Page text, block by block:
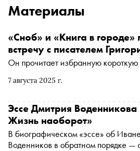
Материалы
7 августа 2025 г.
«Сноб» и «Книга в городе»
встречу с писателем
Он прочитает избранную короткую
Эссе Дмитрия
Жизнь наоборот»
В биографическом «эссе» об
Воденников в обратном порядке —